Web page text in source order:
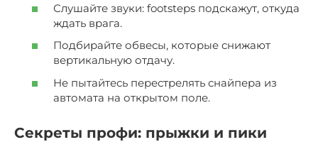
Слушайте звуки: footsteps подскажут, откуда
ждать врага.
Подбирайте обвесы, которые снижают
вертикальную отдачу.
Не пытайтесь перестрелять снайпера из
автомата на открытом поле.
Секреты профи: прыжки и пики